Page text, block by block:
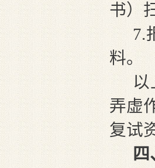
书）
7.
料。
弄虚
复试